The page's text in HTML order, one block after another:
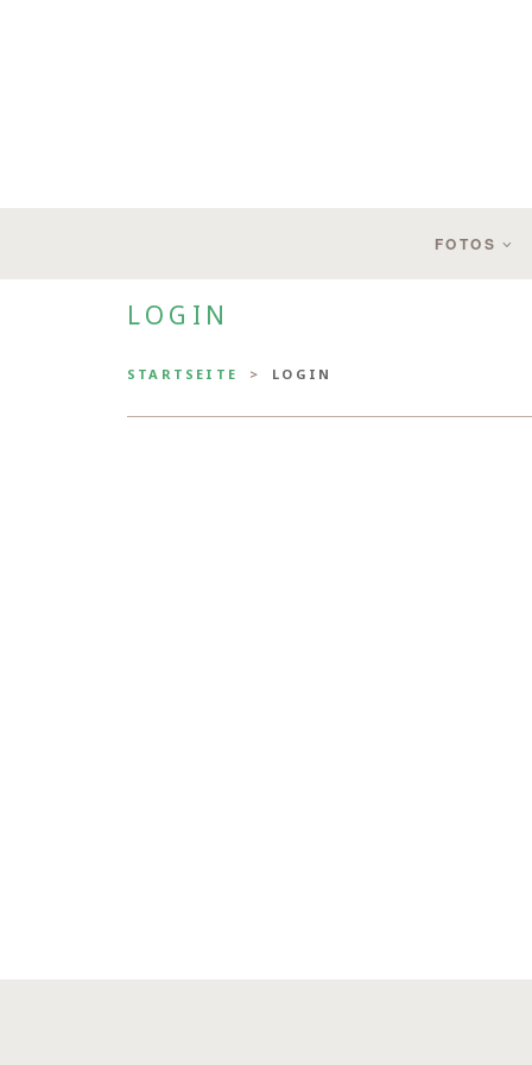
FOTOS
LOGIN
STARTSEITE LOGIN